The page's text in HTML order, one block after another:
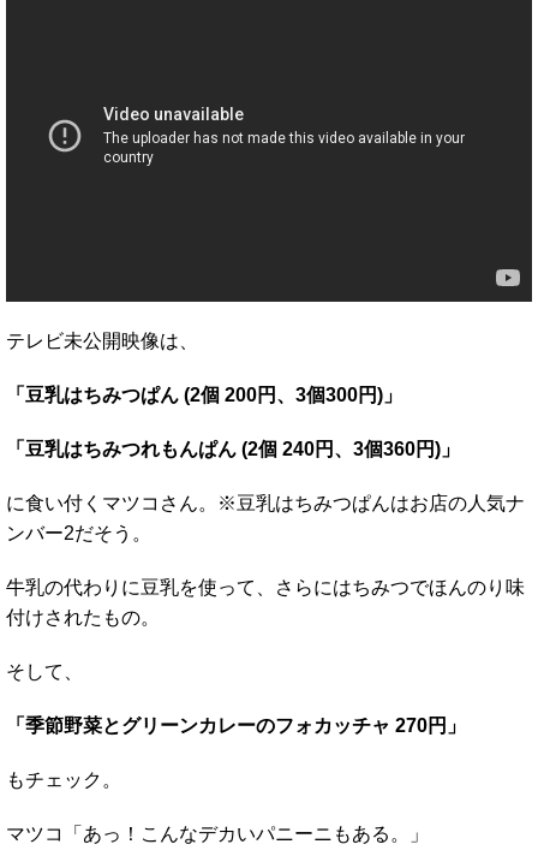
テレビ未公開映像は、
「豆乳はちみつぱん (2個 200円、3個300円)」
「豆乳はちみつれもんぱん (2個 240円、3個360円)」
に食い付くマツコさん。※豆乳はちみつぱんはお店の人気ナ
ンバー2だそう。
牛乳の代わりに豆乳を使って、さらにはちみつでほんのり味
付けされたもの。
そして、
「季節野菜とグリーンカレーのフォカッチャ 270円」
もチェック。
マツコ「あっ！こんなデカいパニーニもある。」